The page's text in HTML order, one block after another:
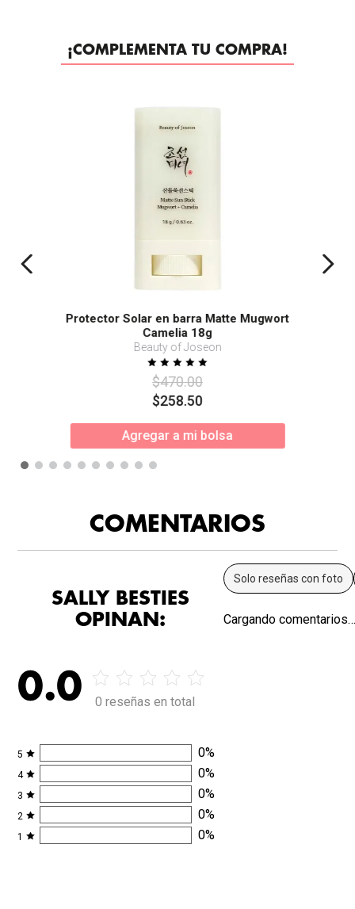
¡COMPLEMENTA TU COMPRA!
Protector Solar en barra Matte Mugwort
Camelia 18g
Beauty of Joseon
$470.00
$258.50
Agregar a mi bolsa
COMENTARIOS
SALLY BESTIES
OPINAN:
0.0 0 reseñas en total
5 0%
4 0%
3 0%
2 0%
1 0%
Solo reseñas con foto
Cargando